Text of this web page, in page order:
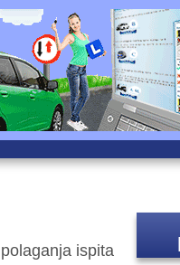
ispita